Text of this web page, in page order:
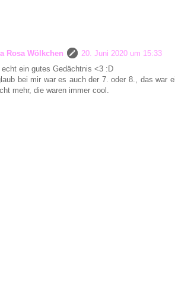
Rosa Wölkchen
20. Juni 2020 um 15:33
echt ein gutes Gedächtnis <3 :D
bei mir war es auch der 7. oder 8., das war
mehr, die waren immer cool.